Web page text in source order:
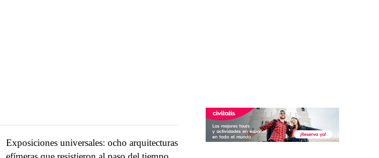
Exposiciones universales: ocho arquitecturas